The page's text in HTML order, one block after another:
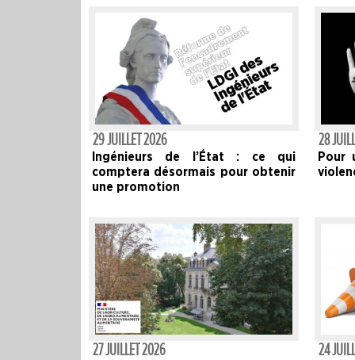
29 JUILLET 2026
Ingénieurs de l’État : ce qui
comptera désormais pour obtenir
une promotion
28
Pour
27 JUILLET 2026 24